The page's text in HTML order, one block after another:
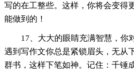
写的在工整些。这样，你将会变得
能做到的！
17、大大的眼睛充满智慧，你
遇到写作文你总是紧锁眉头，无从
群书，这样下笔如神。记住：千锤